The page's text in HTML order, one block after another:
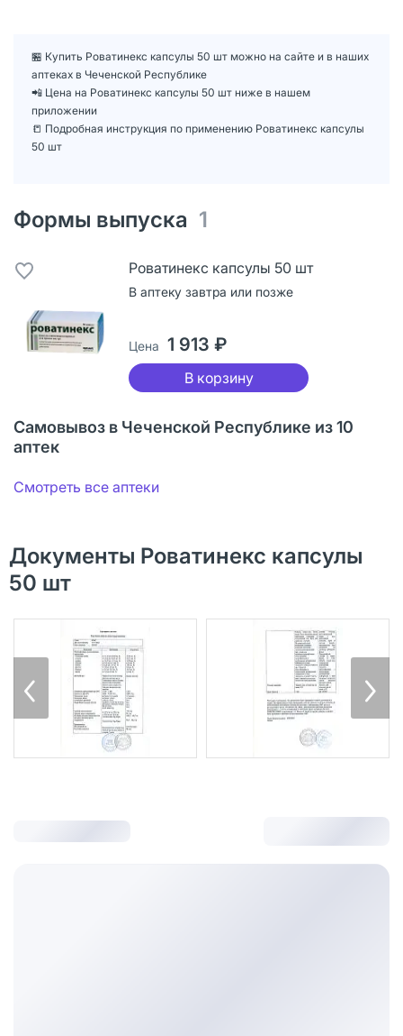
🏪 Купить Роватинекс капсулы 50 шт можно на сайте и в наших
аптеках в Чеченской Республике
📲 Цена на Роватинекс капсулы 50 шт ниже в нашем
приложении
📒 Подробная инструкция по применению Роватинекс капсулы
50 шт
Формы выпуска 1
Роватинекс капсулы 50 шт
В аптеку завтра или позже
Цена 1 913 ₽
В корзину
Самовывоз в Чеченской Республике из 10
аптек
Смотреть все аптеки
Документы Роватинекс капсулы
50 шт